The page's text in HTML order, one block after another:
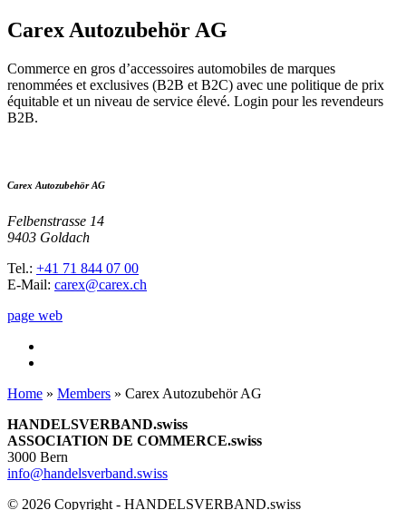
Carex Autozubehör AG
Commerce en gros d’accessoires automobiles de marques
renommées et exclusives (B2B et B2C) avec une politique de prix
équitable et un niveau de service élevé. Login pour les revendeurs
B2B.
Carex Autozubehör AG
Felbenstrasse 14
9403 Goldach
Tel.: +41 71 844 07 00
E-Mail: carex@carex.ch
page web
Home » Members » Carex Autozubehör AG
HANDELSVERBAND.swiss
ASSOCIATION DE COMMERCE.swiss
3000 Bern
info@handelsverband.swiss
© 2026 Copyright - HANDELSVERBAND.swiss